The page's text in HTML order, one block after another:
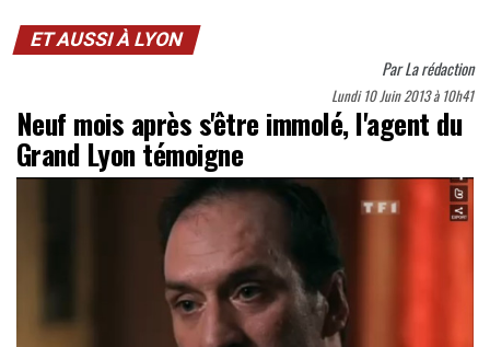
ET AUSSI À LYON
ParLa rédaction
Lundi 10 Juin 2013 à 10h41
Neuf mois après s'être immolé, l'agent du
Grand Lyon témoigne